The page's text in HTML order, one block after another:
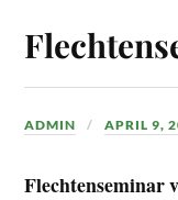
ADMIN APRIL 9,
Flechtenseminar